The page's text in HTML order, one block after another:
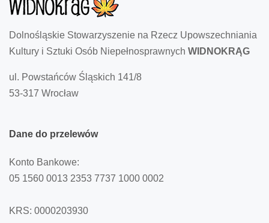
Dolnośląskie Stowarzyszenie na Rzecz Upowszechniania
Kultury i Sztuki Osób Niepełnosprawnych WIDNOKRĄG
ul. Powstańców Śląskich 141/8
53-317 Wrocław
Dane do przelewów
Konto Bankowe:
05 1560 0013 2353 7737 1000 0002
KRS: 0000203930